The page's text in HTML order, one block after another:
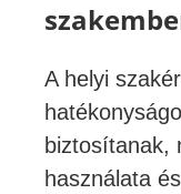
A helyi
biztosítanak,
használata